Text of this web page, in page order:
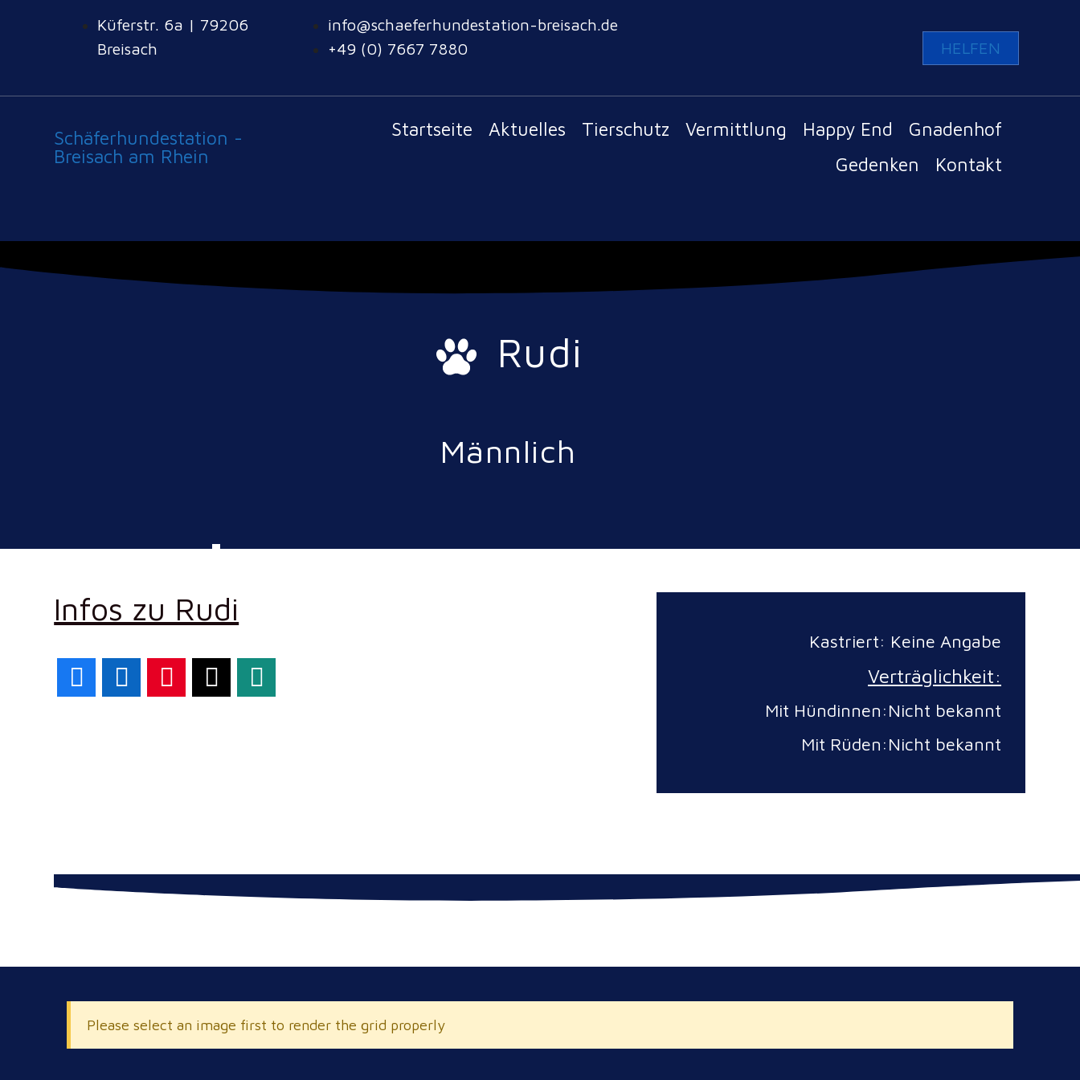
Küferstr. 6a | 79206
Breisach
info@schaeferhundestation-breisach.de
+49 (0) 7667 7880
HELFEN
Schäferhundestation -
Breisach am Rhein
Startseite Aktuelles Tierschutz Vermittlung Happy End
Gnadenhof
Gedenken
Kontakt
Rudi
Männlich
Infos zu Rudi
Kastriert: Keine Angabe
Verträglichkeit:
Mit Hündinnen:Nicht bekannt
Mit Rüden:Nicht bekannt
Please select an image first to render the grid properly